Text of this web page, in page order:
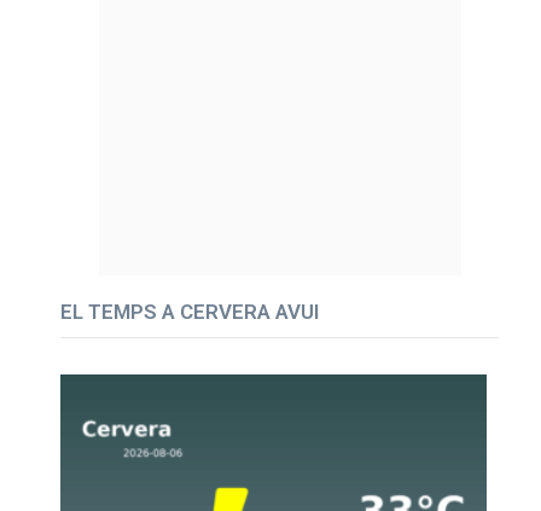
EL TEMPS A CERVERA AVUI